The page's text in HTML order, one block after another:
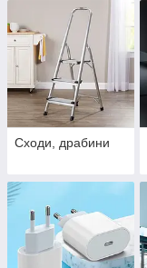
Сходи, драбини